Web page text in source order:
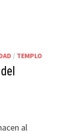
/ TEMPLO
al